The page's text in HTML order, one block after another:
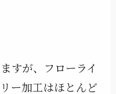
すが、フローライ
ー加工はほとんど